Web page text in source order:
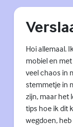
Hoi allemaal.
mobiel en
veel chaos in
stemmetje in
zijn, maar het
tips hoe ik dit
wegdoen,